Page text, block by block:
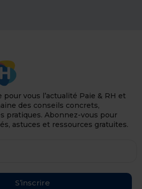
vous l’actualité Paie & RH et
des conseils concrets,
pratiques. Abonnez-vous pour
astuces et ressources gratuites.
S’inscrire